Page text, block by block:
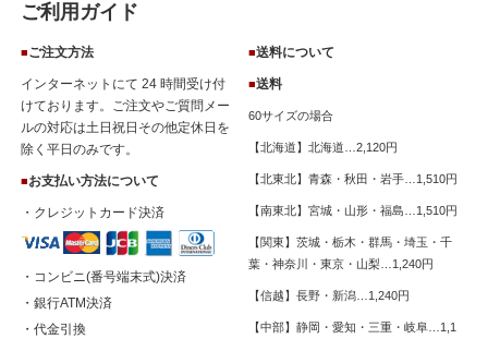
ご利用ガイド
■ご注文方法
インターネットにて 24 時間受け付
けております。ご注文やご質問メー
ルの対応は土日祝日その他定休日を
除く平日のみです。
■お支払い方法について
・クレジットカード決済
・コンビニ(番号端末式)決済
・銀行ATM決済
・代金引換
■送料について
■送料
60サイズの場合
【北海道】北海道…2,120円
【北東北】青森・秋田・岩手…1,510円
【南東北】宮城・山形・福島…1,510円
【関東】茨城・栃木・群馬・埼玉・千
葉・神奈川・東京・山梨…1,240円
【信越】長野・新潟…1,240円
【中部】静岡・愛知・三重・岐阜…1,1